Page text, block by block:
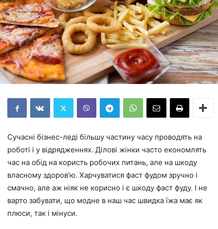
Сучасні бізнес-леді більшу частину часу проводять на
роботі і у відрядженнях. Ділові жінки часто економлять
час на обід на користь робочих питань, але на шкоду
власному здоров’ю. Харчуватися фаст фудом зручно і
смачно, але аж ніяк не корисно і є шкоду фаст фуду. І не
варто забувати, що модне в наш час швидка їжа має як
плюси, так і мінуси.